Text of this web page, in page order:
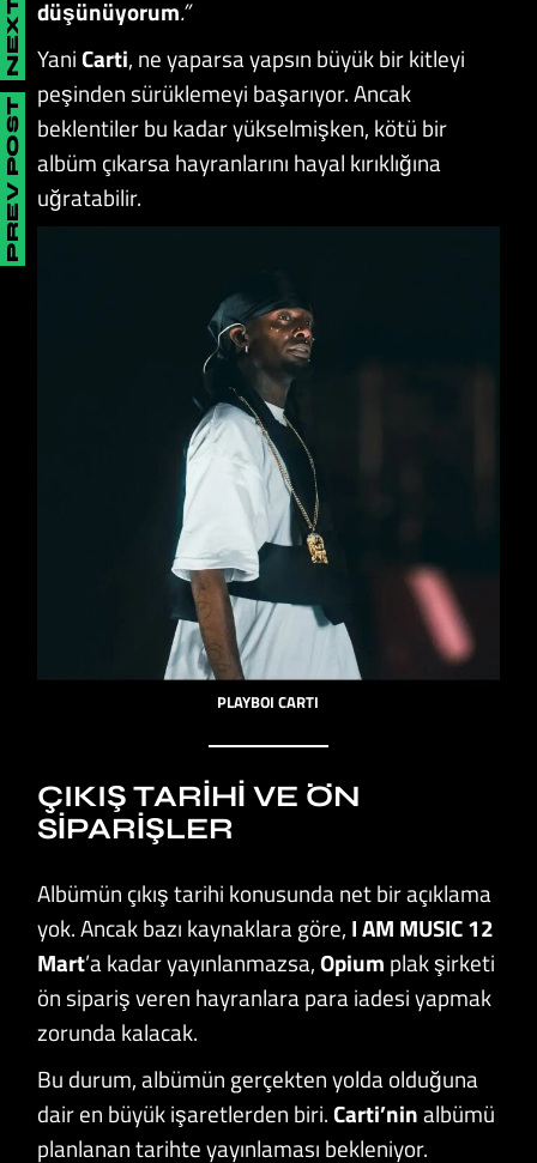
düşünüyorum.”
YaniCarti, ne yaparsa yapsın büyük bir kitleyi
peşinden sürüklemeyi başarıyor. Ancak
beklentiler bu kadar yükselmişken, kötü bir
albüm çıkarsa hayranlarını hayal kırıklığına
uğratabilir.
PLAYBOI CARTI
ÇIKIŞ TARIHI VE ÖN
SIPARIŞLER
Albümün çıkış tarihi konusunda net bir açıklama
yok. Ancak bazı kaynaklara göre, I AM MUSIC 12
Mart’a kadar yayınlanmazsa,Opium plak şirketi
ön sipariş veren hayranlara para iadesi yapmak
zorunda kalacak.
Bu durum, albümün gerçekten yolda olduğuna
dair en büyük işaretlerden biri.Carti’ninalbümü
planlanan tarihte yayınlaması bekleniyor.
PREV POST